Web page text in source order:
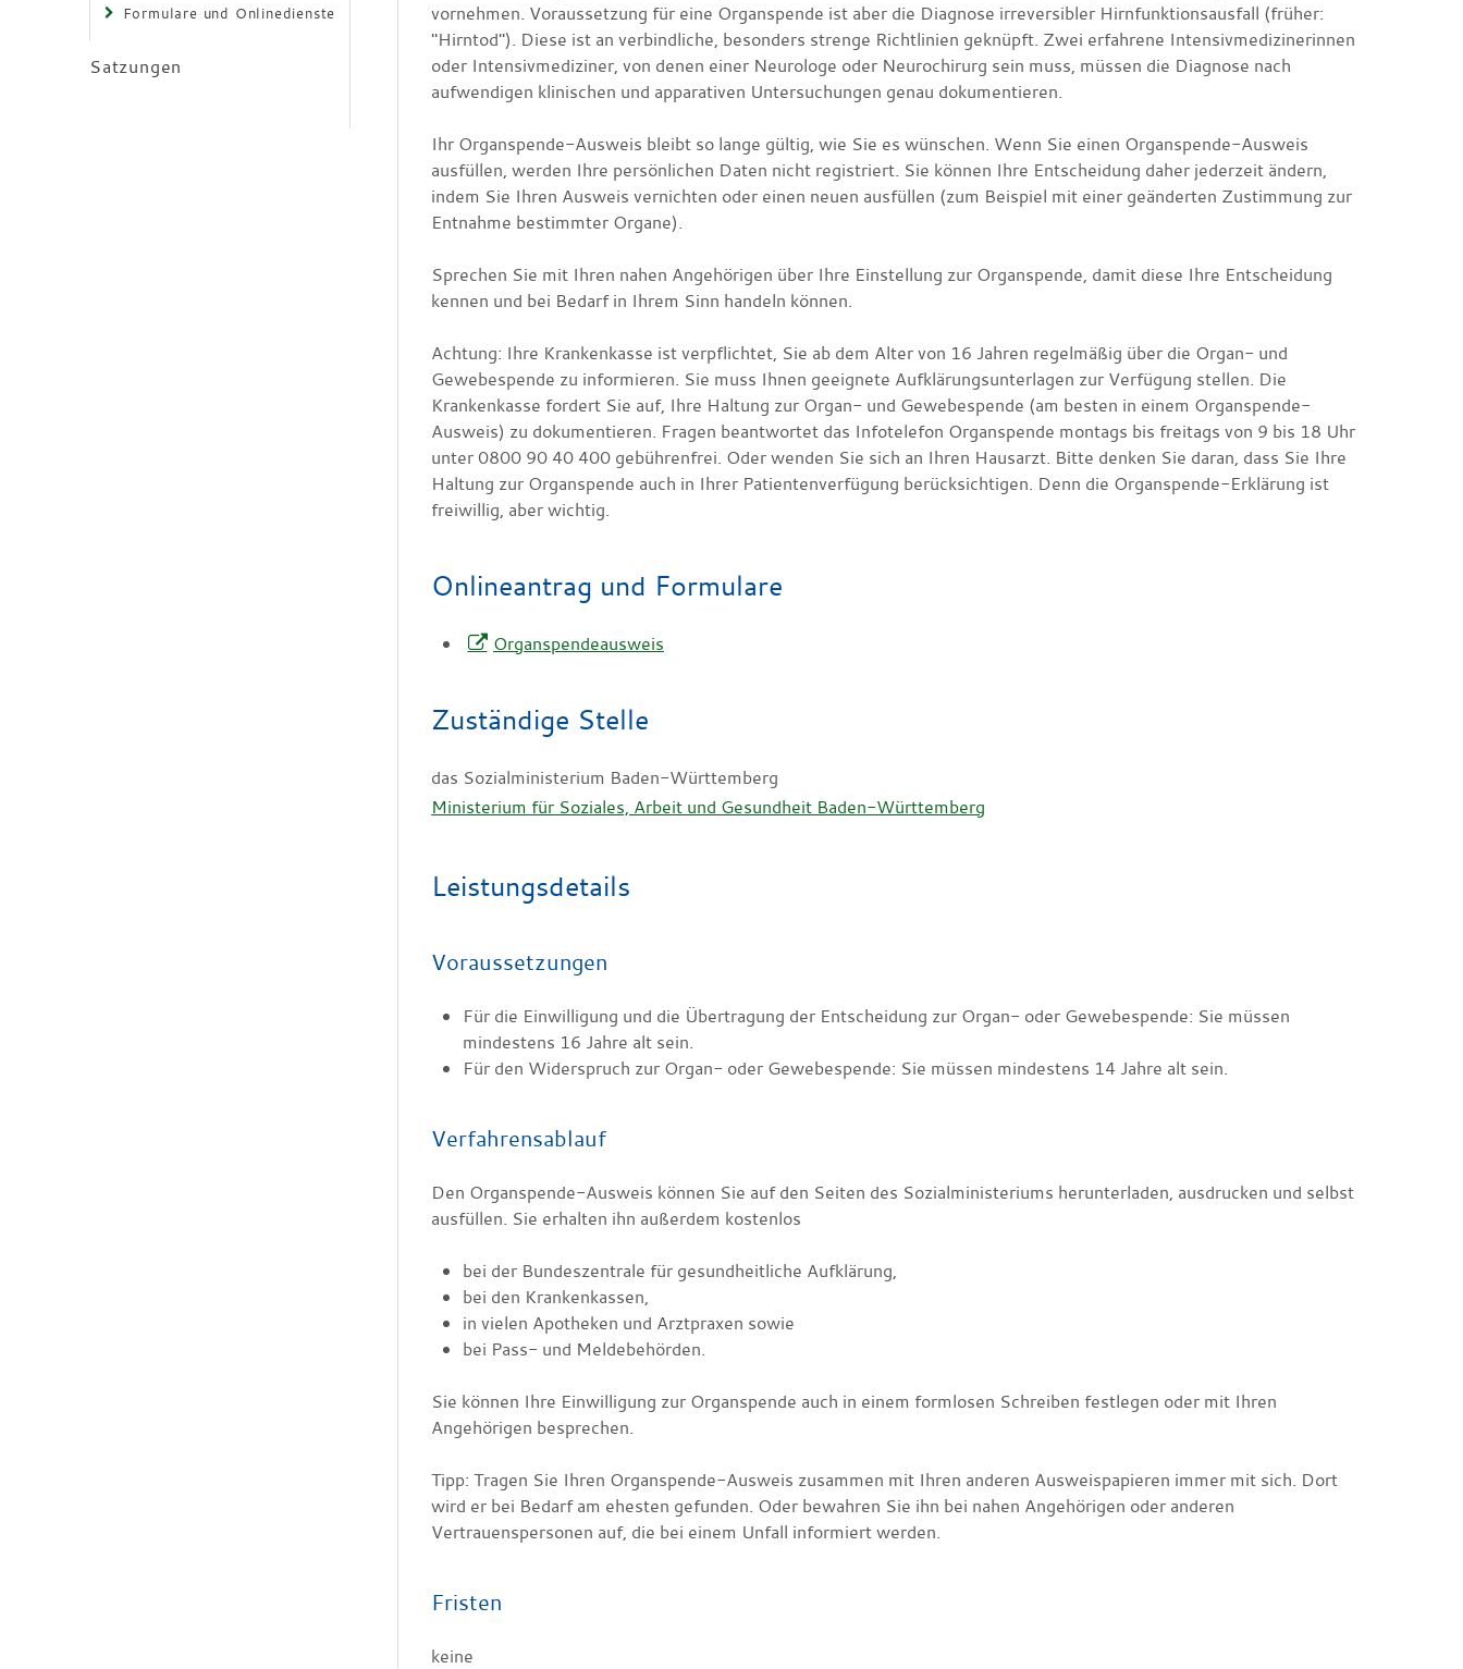
Formulare und Onlinedienste
Satzungen
vornehmen. Voraussetzung für eine Organspende ist aber die Diagnose irreversibler Hirnfunktionsausfall (früher:
"Hirntod"). Diese ist an verbindliche, besonders strenge Richtlinien geknüpft. Zwei erfahrene Intensivmedizinerinnen
oder Intensivmediziner, von denen einer Neurologe oder Neurochirurg sein muss, müssen die Diagnose nach
aufwendigen klinischen und apparativen Untersuchungen genau dokumentieren.
Ihr Organspende-Ausweis bleibt so lange gültig, wie Sie es wünschen. Wenn Sie einen Organspende-Ausweis
ausfüllen, werden Ihre persönlichen Daten nicht registriert. Sie können Ihre Entscheidung daher jederzeit ändern,
indem Sie Ihren Ausweis vernichten oder einen neuen ausfüllen (zum Beispiel mit einer geänderten Zustimmung zur
Entnahme bestimmter Organe).
Sprechen Sie mit Ihren nahen Angehörigen über Ihre Einstellung zur Organspende, damit diese Ihre Entscheidung
kennen und bei Bedarf in Ihrem Sinn handeln können.
Achtung: Ihre Krankenkasse ist verpflichtet, Sie ab dem Alter von 16 Jahren regelmäßig über die Organ- und
Gewebespende zu informieren. Sie muss Ihnen geeignete Aufklärungsunterlagen zur Verfügung stellen. Die
Krankenkasse fordert Sie auf, Ihre Haltung zur Organ- und Gewebespende (am besten in einem Organspende-
Ausweis) zu dokumentieren. Fragen beantwortet das Infotelefon Organspende montags bis freitags von 9 bis 18 Uhr
unter 0800 90 40 400 gebührenfrei. Oder wenden Sie sich an Ihren Hausarzt. Bitte denken Sie daran, dass Sie Ihre
Haltung zur Organspende auch in Ihrer Patientenverfügung berücksichtigen. Denn die Organspende-Erklärung ist
freiwillig, aber wichtig.
Onlineantrag und Formulare
Organspendeausweis
Zuständige Stelle
das Sozialministerium Baden-Württemberg
Ministerium für Soziales, Arbeit und Gesundheit Baden-Württemberg
Leistungsdetails
Voraussetzungen
Für die Einwilligung und die Übertragung der Entscheidung zur Organ- oder Gewebespende: Sie müssen
mindestens 16 Jahre alt sein.
Für den Widerspruch zur Organ- oder Gewebespende: Sie müssen mindestens 14 Jahre alt sein.
Verfahrensablauf
Den Organspende-Ausweis können Sie auf den Seiten des Sozialministeriums herunterladen, ausdrucken und selbst
ausfüllen. Sie erhalten ihn außerdem kostenlos
bei der Bundeszentrale für gesundheitliche Aufklärung,
bei den Krankenkassen,
in vielen Apotheken und Arztpraxen sowie
bei Pass- und Meldebehörden.
Sie können Ihre Einwilligung zur Organspende auch in einem formlosen Schreiben festlegen oder mit Ihren
Angehörigen besprechen.
Tipp: Tragen Sie Ihren Organspende-Ausweis zusammen mit Ihren anderen Ausweispapieren immer mit sich. Dort
wird er bei Bedarf am ehesten gefunden. Oder bewahren Sie ihn bei nahen Angehörigen oder anderen
Vertrauenspersonen auf, die bei einem Unfall informiert werden.
Fristen
keine